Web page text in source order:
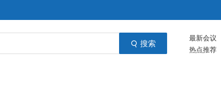
搜索 最新会议
热点推荐